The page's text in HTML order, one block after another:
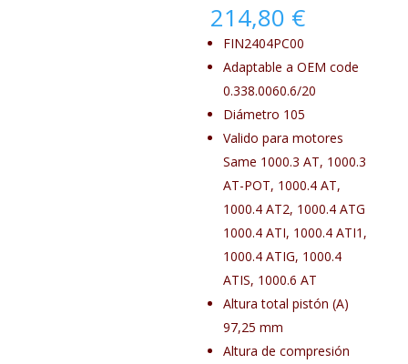
214,80 €
FIN2404PC00
Adaptable a OEM code
0.338.0060.6/20
Diámetro 105
Valido para motores
Same 1000.3 AT, 1000.3
AT-POT, 1000.4 AT,
1000.4 AT2, 1000.4 ATG
1000.4 ATI, 1000.4 ATI1,
1000.4 ATIG, 1000.4
ATIS, 1000.6 AT
Altura total pistón (A)
97,25 mm
Altura de compresión